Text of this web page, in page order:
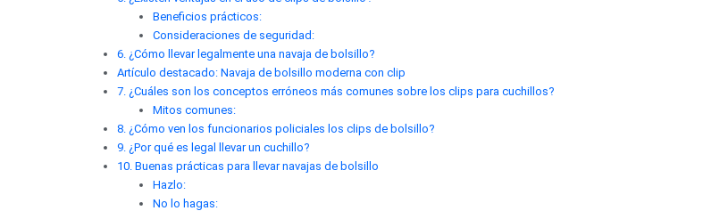
Beneficios prácticos:
Consideraciones de seguridad:
6. ¿Cómo llevar legalmente una navaja de bolsillo?
Artículo destacado: Navaja de bolsillo moderna con clip
7. ¿Cuáles son los conceptos erróneos más comunes sobre los clips para cuchillos?
Mitos comunes:
8. ¿Cómo ven los funcionarios policiales los clips de bolsillo?
9. ¿Por qué es legal llevar un cuchillo?
10. Buenas prácticas para llevar navajas de bolsillo
Hazlo:
No lo hagas: